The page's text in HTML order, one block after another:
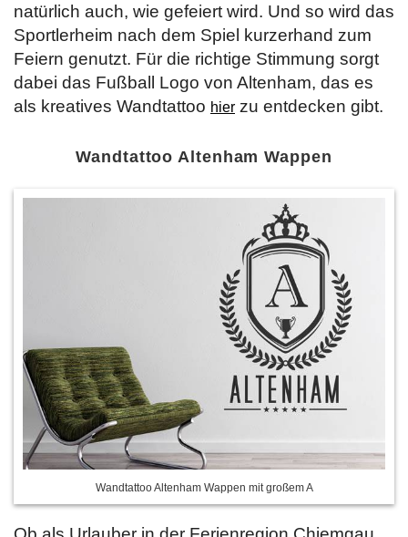
natürlich auch, wie gefeiert wird. Und so wird das
Sportlerheim nach dem Spiel kurzerhand zum
Feiern genutzt. Für die richtige Stimmung sorgt
dabei das Fußball Logo von Altenham, das es
als kreatives Wandtattoo hier zu entdecken gibt.
Wandtattoo Altenham Wappen
Wandtattoo Altenham Wappen mit großem A